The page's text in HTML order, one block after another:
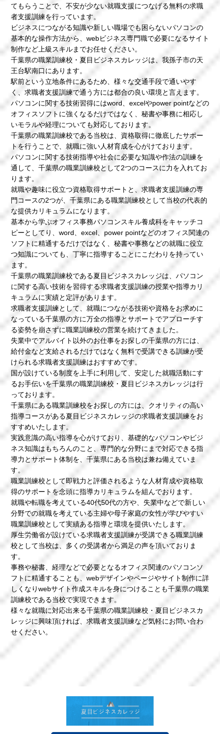
てもらうことで、不安が少ない就職支援につなげる無料の求職
者支援訓練を行っています。
ビジネスにつながる知識や新しい職場でも困らないパソコンの
基本的な操作方法から、webビジネス専門職で必要になるサイト
制作など上級スキルまでお任せください。
千葉県の職業訓練校・夏目ビジネスカレッジは、我孫子市の天
王台駅南口にあります。
駅前という立地条件にあるため、様々な交通手段で通いやす
く、求職者支援訓練で通う方には都合の良い環境と言えます。
パソコンに関する技術習得にはword、excelやpower pointなどの
オフィスソフトに強くなるだけではなく、秘書や事務に相応し
いモラルや経理についても対応しております。
千葉県の職業訓練校である当校は、資格取得に徹底したサポー
トを行うことで、就職に強い人材育成を心がけております。
パソコンに関する技術指導や社会に必要な知識や作法の訓練を
通して、千葉県の職業訓練校として2つのコースに力を入れてお
ります。
就職や趣味に役立つ資格取得サポートと、求職者支援訓練の専
門コースの2つが、千葉県にある職業訓練校として当校の代表的
な提供カリキュラムになります。
基本から学ぶオフィス事務パソコンスキル養成科をキャッチコ
ピーとしてり、word、excel、power pointなどのオフィス関連の
ソフトに精通するだけではなく、秘書や事務などの就職に役立
つ知識についても、丁寧に指導することにこだわりを持ってい
ます。
千葉県の職業訓練校である夏目ビジネスカレッジは、パソコン
に関する高い技術を習得する求職者支援訓練の授業や指導カリ
キュラムに実績と定評があります。
求職者支援訓練として、就職につながる技術や資格をお求めに
なっている千葉県の方に万全の指導とサポートでアプローチす
る姿勢を崩さずに職業訓練校の営業を続けてきました。
失業中でアルバイト以外のお仕事をお探しの千葉県の方には、
給付金など支給されるだけではなく無料で受講できる訓練が受
けられる求職者支援訓練はおすすめです。
国が設けている制度を上手に利用して、安定した就職活動にす
るお手伝いを千葉県の職業訓練校・夏目ビジネスカレッジは行
っております。
千葉県にある職業訓練校をお探しの方には、クオリティの高い
指導コースがある夏目ビジネスカレッジの求職者支援訓練をお
すすめいたします。
実践意識の高い指導を心がけており、基礎的なパソコンやビジ
ネス知識はもちろんのこと、専門的な分野にまで対応できる指
導力とサポート体制を、千葉県にある当校は兼ね備えていま
す。
職業訓練校として即戦力と評価されるような人材育成や資格取
得のサポートを念頭に指導カリキュラムを組んでおります。
就職や転職を考えている40代50代の方や、失業中などで新しい
分野での就職を考えている主婦や母子家庭の女性が学びやすい
職業訓練校として実績ある指導と環境を提供いたします。
厚生労働省が設けている求職者支援訓練が受講できる職業訓練
校として当校は、多くの受講者から満足の声を頂いておりま
す。
事務や秘書、経理などで必要となるオフィス関連のパソコンソ
フトに精通することも、webデザインやページやサイト制作に詳
しくなりwebサイト作成スキルを身につけることも千葉県の職業
訓練校である当校で実現できます。
様々な就職に対応出来る千葉県の職業訓練校・夏目ビジネスカ
レッジに興味頂ければ、求職者支援訓練など気軽にお問い合わ
せください。